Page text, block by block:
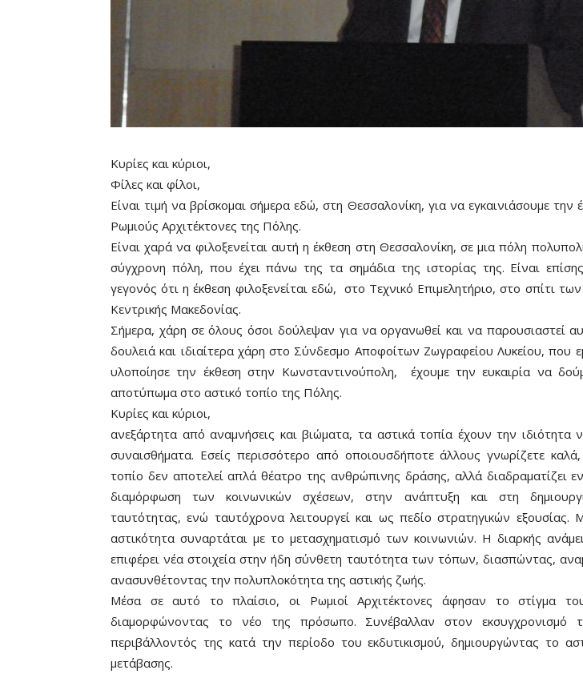
Κυρίες και κύριοι,
Φίλες και φίλοι,
Είναι τιμή να βρίσκομαι σήμερα εδώ, στη Θεσσαλονίκη, για να εγκαινιάσουμε την
Ρωμιούς Αρχιτέκτονες της Πόλης.
Είναι χαρά να φιλοξενείται αυτή η έκθεση στη Θεσσαλονίκη, σε μια πόλη
σύγχρονη πόλη, που έχει πάνω της τα σημάδια της ιστορίας της. Είναι
γεγονός ότι η έκθεση φιλοξενείται εδώ, στο Τεχνικό Επιμελητήριο, στο σπίτι
Κεντρικής Μακεδονίας.
Σήμερα, χάρη σε όλους όσοι δούλεψαν για να οργανωθεί και να παρουσιαστεί
δουλειά και ιδιαίτερα χάρη στο Σύνδεσμο Αποφοίτων Ζωγραφείου Λυκείου, που
υλοποίησε την έκθεση στην Κωνσταντινούπολη, έχουμε την ευκαιρία να
αποτύπωμα στο αστικό τοπίο της Πόλης.
Κυρίες και κύριοι,
ανεξάρτητα από αναμνήσεις και βιώματα, τα αστικά τοπία έχουν την ιδιότητα
συναισθήματα. Εσείς περισσότερο από οποιουσδήποτε άλλους γνωρίζετε
τοπίο δεν αποτελεί απλά θέατρο της ανθρώπινης δράσης, αλλά διαδραματίζει
διαμόρφωση των κοινωνικών σχέσεων, στην ανάπτυξη και στη
ταυτότητας, ενώ ταυτόχρονα λειτουργεί και ως πεδίο στρατηγικών εξουσίας.
αστικότητα συναρτάται με το μετασχηματισμό των κοινωνιών. Η διαρκής
επιφέρει νέα στοιχεία στην ήδη σύνθετη ταυτότητα των τόπων, διασπώντας,
ανασυνθέτοντας την πολυπλοκότητα της αστικής ζωής.
Μέσα σε αυτό το πλαίσιο, οι Ρωμιοί Αρχιτέκτονες άφησαν το στίγμα
διαμορφώνοντας το νέο της πρόσωπο. Συνέβαλλαν στον εκσυγχρονισμό
περιβάλλοντός της κατά την περίοδο του εκδυτικισμού, δημιουργώντας το
μετάβασης.